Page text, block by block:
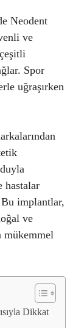
Neodent
ve
Spor
uğraşırken
hastalar
Bu implantlar,
ve
mükemmel
Dikkat